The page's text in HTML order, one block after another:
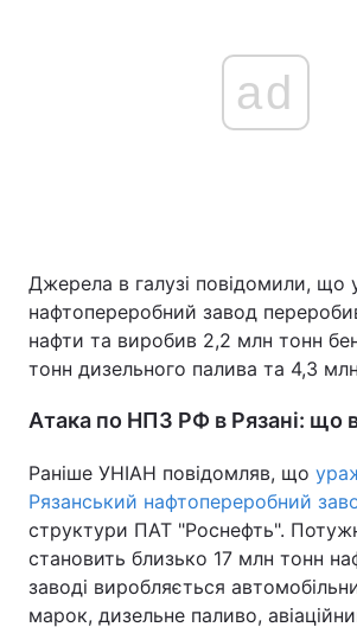
ad
Джерела в галузі повідомили, що
нафтопереробний завод
нафти та виробив 2,2 млн тонн
тонн дизельного палива та 4,3
Атака по НПЗ РФ в Рязані: що
Раніше УНІАН повідомляв, що
Рязанський нафтопереробний
структури ПАТ "Роснефть".
становить близько 17 млн тонн
заводі виробляється
марок, дизельне паливо,